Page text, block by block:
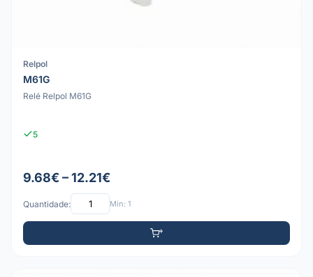
Relpol
M61G
Relé Relpol M61G
5
9.68€ – 12.21€
Quantidade: Mín: 1